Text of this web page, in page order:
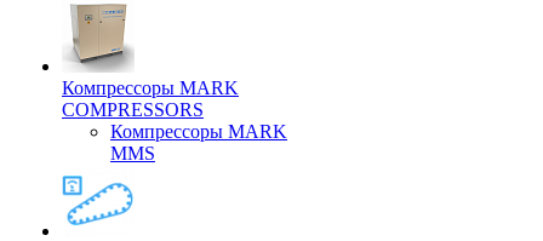
Компрессоры MARK
COMPRESSORS
Компрессоры MARK
MMS